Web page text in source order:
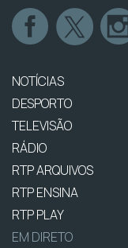
NOTÍCIAS
DESPORTO
TELEVISÃO
RÁDIO
RTP ARQUIVOS
RTP ENSINA
RTP PLAY
EM DIRETO